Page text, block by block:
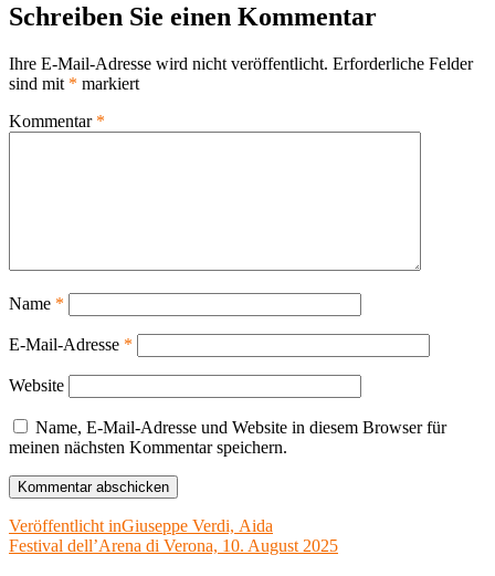
Schreiben Sie einen Kommentar
Ihre E-Mail-Adresse wird nicht veröffentlicht. Erforderliche Felder
sind mit * markiert
Kommentar *
Name *
E-Mail-Adresse *
Website
Name, E-Mail-Adresse und Website in diesem Browser für
meinen nächsten Kommentar speichern.
Beitragsnavigation
Veröffentlicht inGiuseppe Verdi, Aida
Festival dell’Arena di Verona, 10. August 2025